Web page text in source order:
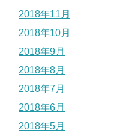
2018年11月
2018年10月
2018年9月
2018年8月
2018年7月
2018年6月
2018年5月